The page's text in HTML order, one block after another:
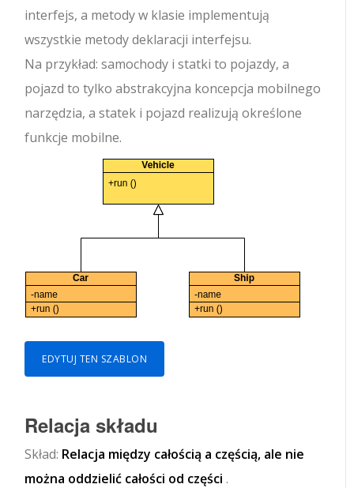
interfejs, a metody w klasie implementują
wszystkie metody deklaracji interfejsu.
Na przykład: samochody i statki to pojazdy, a
pojazd to tylko abstrakcyjna koncepcja mobilnego
narzędzia, a statek i pojazd realizują określone
funkcje mobilne.
EDYTUJ TEN SZABLON
Relacja składu
Skład: Relacja między całością a częścią, ale nie
można oddzielić całości od części .